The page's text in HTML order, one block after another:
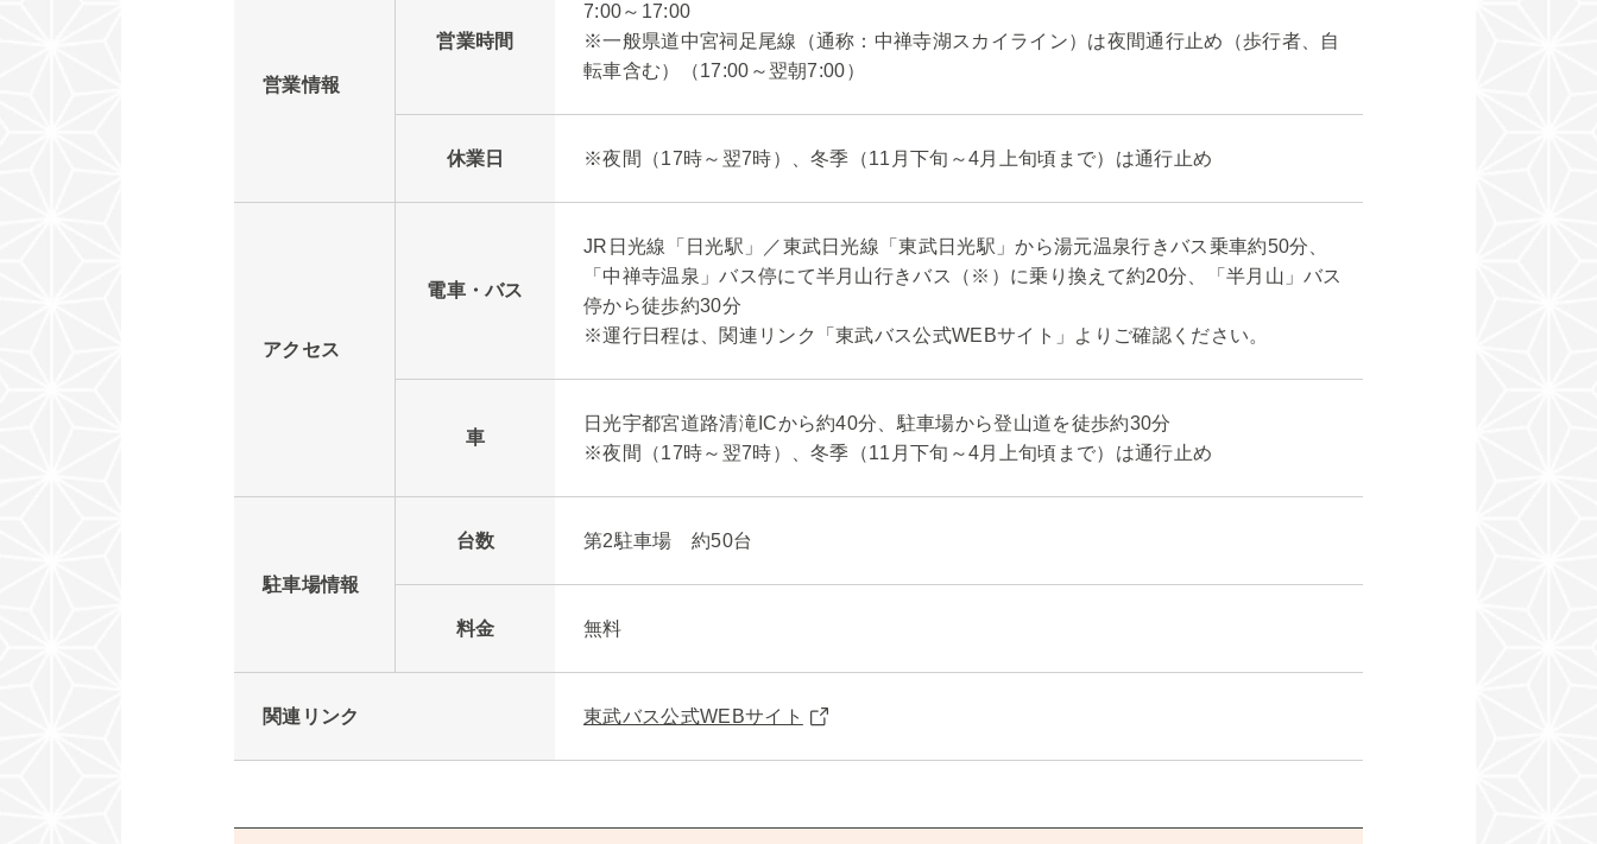
営業情報
営業時間
7:00～17:00
※一般県道中宮祠足尾線（通称：中禅寺湖スカイライン）は夜間通行止め（歩行者、自
転車含む）（17:00～翌朝7:00）
休業日 ※夜間（17時～翌7時）、冬季（11月下旬～4月上旬頃まで）は通行止め
アクセス
電車・バス
JR日光線「日光駅」／東武日光線「東武日光駅」から湯元温泉行きバス乗車約50分、
「中禅寺温泉」バス停にて半月山行きバス（※）に乗り換えて約20分、「半月山」バス
停から徒歩約30分
※運行日程は、関連リンク「東武バス公式WEBサイト」よりご確認ください。
車
日光宇都宮道路清滝ICから約40分、駐車場から登山道を徒歩約30分
※夜間（17時～翌7時）、冬季（11月下旬～4月上旬頃まで）は通行止め
駐車場情報
台数 第2駐車場 約50台
料金 無料
関連リンク 東武バス公式WEBサイト